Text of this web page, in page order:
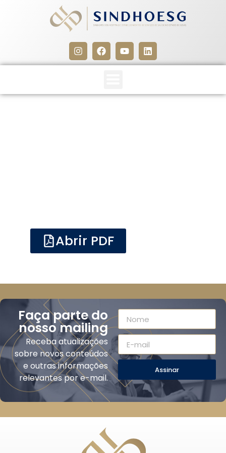
Abrir PDF
Faça parte do
nosso mailing
Receba atualizações
sobre novos conteúdos
e outras informações
relevantes por e-mail.
Assinar